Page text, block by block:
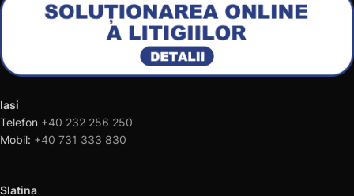
Iasi
Telefon +40 232 256 250
Mobil: +40 731 333 830
Slatina